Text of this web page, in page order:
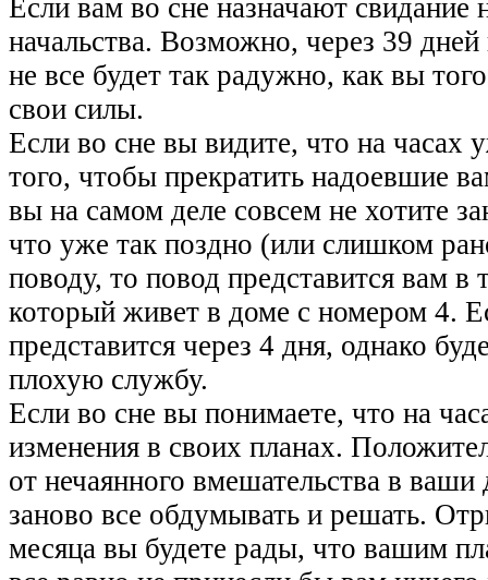
Если вам во сне назначают свидание
начальства. Возможно, через 39
не все будет так радужно, как вы
свои силы.
Если во сне вы видите, что на часах
того, чтобы прекратить надоевшие
вы на самом деле совсем не хотите
что уже так поздно (или слишком
поводу, то повод представится вам в
который живет в доме с номером 4.
представится через 4 дня, однако
плохую службу.
Если во сне вы понимаете, что на
изменения в своих планах.
от нечаянного вмешательства в ваши
заново все обдумывать и решать.
месяца вы будете рады, что вашим